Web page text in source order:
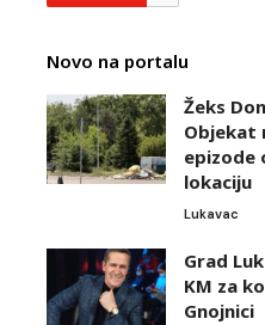
Novo na portalu
Žeks
Objekat
epizode
lokaciju
Lukavac
Grad
KM za
Gnojnici